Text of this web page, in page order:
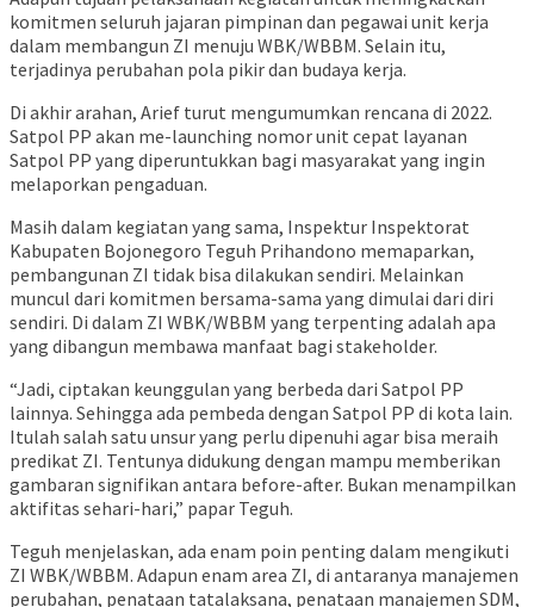
komitmen seluruh jajaran pimpinan dan pegawai unit kerja
dalam membangun ZI menuju WBK/WBBM. Selain itu,
terjadinya perubahan pola pikir dan budaya kerja.
Di akhir arahan, Arief turut mengumumkan rencana di 2022.
Satpol PP akan me-launching nomor unit cepat layanan
Satpol PP yang diperuntukkan bagi masyarakat yang ingin
melaporkan pengaduan.
Masih dalam kegiatan yang sama, Inspektur Inspektorat
Kabupaten Bojonegoro Teguh Prihandono memaparkan,
pembangunan ZI tidak bisa dilakukan sendiri. Melainkan
muncul dari komitmen bersama-sama yang dimulai dari diri
sendiri. Di dalam ZI WBK/WBBM yang terpenting adalah apa
yang dibangun membawa manfaat bagi stakeholder.
“Jadi, ciptakan keunggulan yang berbeda dari Satpol PP
lainnya. Sehingga ada pembeda dengan Satpol PP di kota lain.
Itulah salah satu unsur yang perlu dipenuhi agar bisa meraih
predikat ZI. Tentunya didukung dengan mampu memberikan
gambaran signifikan antara before-after. Bukan menampilkan
aktifitas sehari-hari,” papar Teguh.
Teguh menjelaskan, ada enam poin penting dalam mengikuti
ZI WBK/WBBM. Adapun enam area ZI, di antaranya manajemen
perubahan, penataan tatalaksana, penataan manajemen SDM,